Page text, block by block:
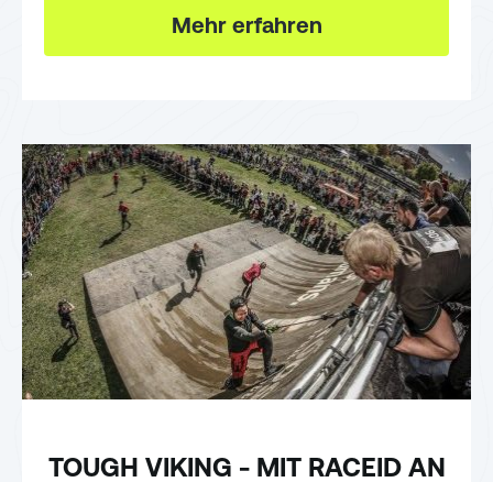
Mehr erfahren
TOUGH VIKING - MIT RACEID AN